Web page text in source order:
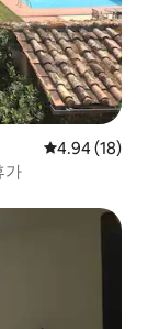
평점 4.94점(5
4.94 (18)
가